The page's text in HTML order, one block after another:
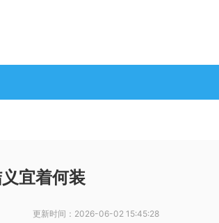
宜着何装
更新时间： 2026-06-02 15:45:28